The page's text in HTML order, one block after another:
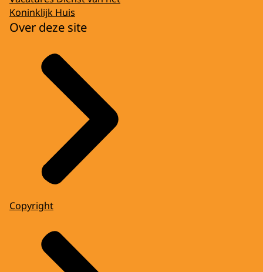
Koninklijk Huis
Over deze site
Copyright